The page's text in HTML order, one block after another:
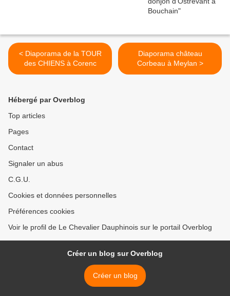
< Diaporama de la TOUR
des CHIENS à Corenc
Diaporama château
Corbeau à Meylan >
Hébergé par Overblog
Top articles
Pages
Contact
Signaler un abus
C.G.U.
Cookies et données personnelles
Préférences cookies
Voir le profil de Le Chevalier Dauphinois sur le portail Overblog
Créer un blog sur Overblog
Créer un blog